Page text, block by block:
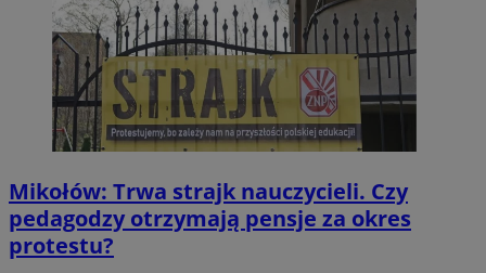
Mikołów: Trwa strajk nauczycieli. Czy
pedagodzy otrzymają pensje za okres
protestu?